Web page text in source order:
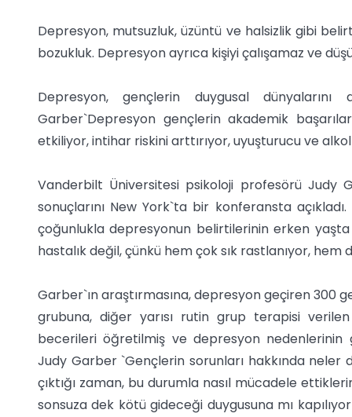
Depresyon, mutsuzluk, üzüntü ve halsizlik gibi
bozukluk. Depresyon ayrıca kişiyi çalışamaz ve
Depresyon, gençlerin duygusal
Garber`Depresyon gençlerin akademik
etkiliyor, intihar riskini arttırıyor, uyuşturucu ve
Vanderbilt Üniversitesi psikoloji profesörü Judy
sonuçlarını New York`ta bir konferansta
çoğunlukla depresyonun belirtilerinin erken
hastalık değil, çünkü hem çok sık rastlanıyor,
Garber`ın araştırmasına, depresyon geçiren 300
grubuna, diğer yarısı rutin grup terapisi
becerileri öğretilmiş ve depresyon nedenlerinin
Judy Garber `Gençlerin sorunları hakkında
çıktığı zaman, bu durumla nasıl mücadele
sonsuza dek kötü gideceği duygusuna mı